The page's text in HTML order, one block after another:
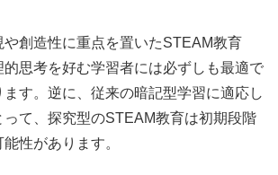
創造性に重点を置いたSTEAM教育
的思考を好む学習者には必ずしも最適で
す。逆に、従来の暗記型学習に適応し
って、探究型のSTEAM教育は初期段階
性があります。